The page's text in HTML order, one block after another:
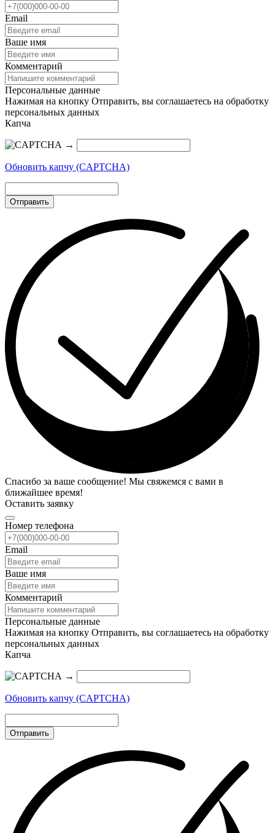
Email
Ваше имя
Комментарий
Персональные данные
Нажимая на кнопку Отправить, вы соглашаетесь на обработку
персональных данных
Капча
→
Обновить капчу (CAPTCHA)
Отправить
Спасибо за ваше сообщение! Мы свяжемся с вами в
ближайшее время!
Оставить заявку
Номер телефона
Email
Ваше имя
Комментарий
Персональные данные
Нажимая на кнопку Отправить, вы соглашаетесь на обработку
персональных данных
Капча
→
Обновить капчу (CAPTCHA)
Отправить